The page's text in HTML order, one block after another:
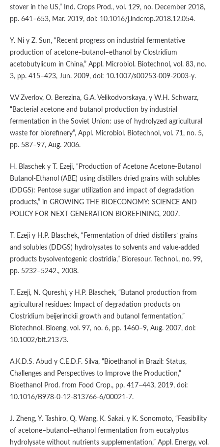
stover in the US,” Ind. Crops Prod., vol. 129, no. December 2018,
pp. 641–653, Mar. 2019, doi: 10.1016/j.indcrop.2018.12.054.
Y. Ni y Z. Sun, “Recent progress on industrial fermentative
production of acetone–butanol–ethanol by Clostridium
acetobutylicum in China,” Appl. Microbiol. Biotechnol, vol. 83, no.
3, pp. 415–423, Jun. 2009, doi: 10.1007/s00253-009-2003-y.
V.V Zverlov, O. Berezina, G.A. Velikodvorskaya, y W.H. Schwarz,
“Bacterial acetone and butanol production by industrial
fermentation in the Soviet Union: use of hydrolyzed agricultural
waste for biorefinery”, Appl. Microbiol. Biotechnol, vol. 71, no. 5,
pp. 587–97, Aug. 2006.
H. Blaschek y T. Ezeji, “Production of Acetone Acetone-Butanol
Butanol-Ethanol (ABE) using distillers dried grains with solubles
(DDGS): Pentose sugar utilization and impact of degradation
products,” in GROWING THE BIOECONOMY: SCIENCE AND
POLICY FOR NEXT GENERATION BIOREFINING, 2007.
T. Ezeji y H.P. Blaschek, “Fermentation of dried distillers’ grains
and solubles (DDGS) hydrolysates to solvents and value-added
products bysolventogenic clostridia,” Bioresour. Technol., no. 99,
pp. 5232–5242., 2008.
T. Ezeji, N. Qureshi, y H.P. Blaschek, “Butanol production from
agricultural residues: Impact of degradation products on
Clostridium beijerinckii growth and butanol fermentation,”
Biotechnol. Bioeng, vol. 97, no. 6, pp. 1460–9, Aug. 2007, doi:
10.1002/bit.21373.
A.K.D.S. Abud y C.E.D.F. Silva, “Bioethanol in Brazil: Status,
Challenges and Perspectives to Improve the Production,”
Bioethanol Prod. from Food Crop., pp. 417–443, 2019, doi:
10.1016/B978-0-12-813766-6/00021-7.
J. Zheng, Y. Tashiro, Q. Wang, K. Sakai, y K. Sonomoto, “Feasibility
of acetone–butanol–ethanol fermentation from eucalyptus
hydrolysate without nutrients supplementation,” Appl. Energy, vol.